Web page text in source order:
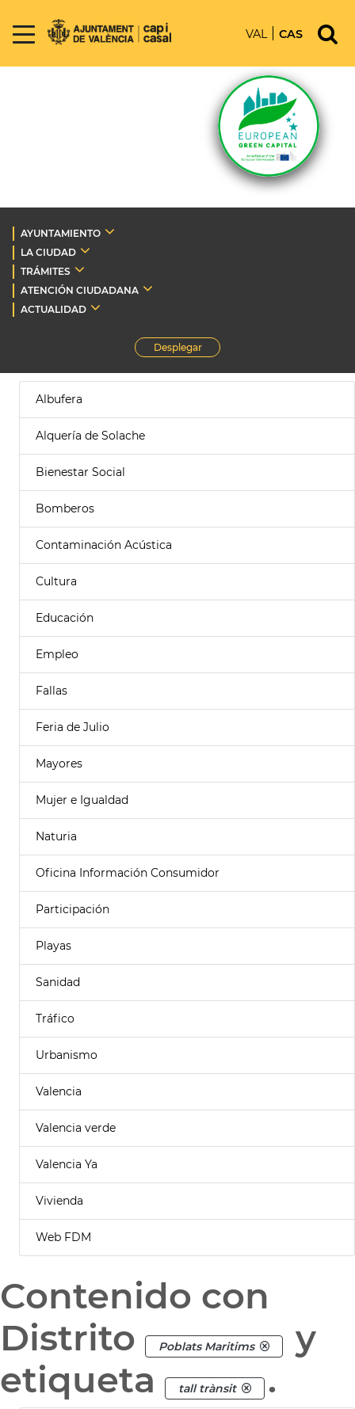
VAL CAS
AYUNTAMIENTO
LA CIUDAD
TRÁMITES
ATENCIÓN CIUDADANA
ACTUALIDAD
Desplegar
Albufera
Alquería de Solache
Bienestar Social
Bomberos
Contaminación Acústica
Cultura
Educación
Empleo
Fallas
Feria de Julio
Mayores
Mujer e Igualdad
Naturia
Oficina Información Consumidor
Participación
Playas
Sanidad
Tráfico
Urbanismo
Valencia
Valencia verde
Valencia Ya
Vivienda
Web FDM
Contenido con
Distrito
Poblats Maritims
y
etiqueta
tall trànsit .